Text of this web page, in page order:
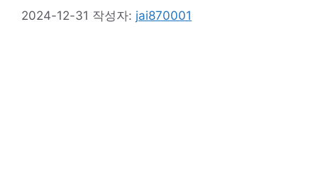
2024-12-31 작성자: jai870001